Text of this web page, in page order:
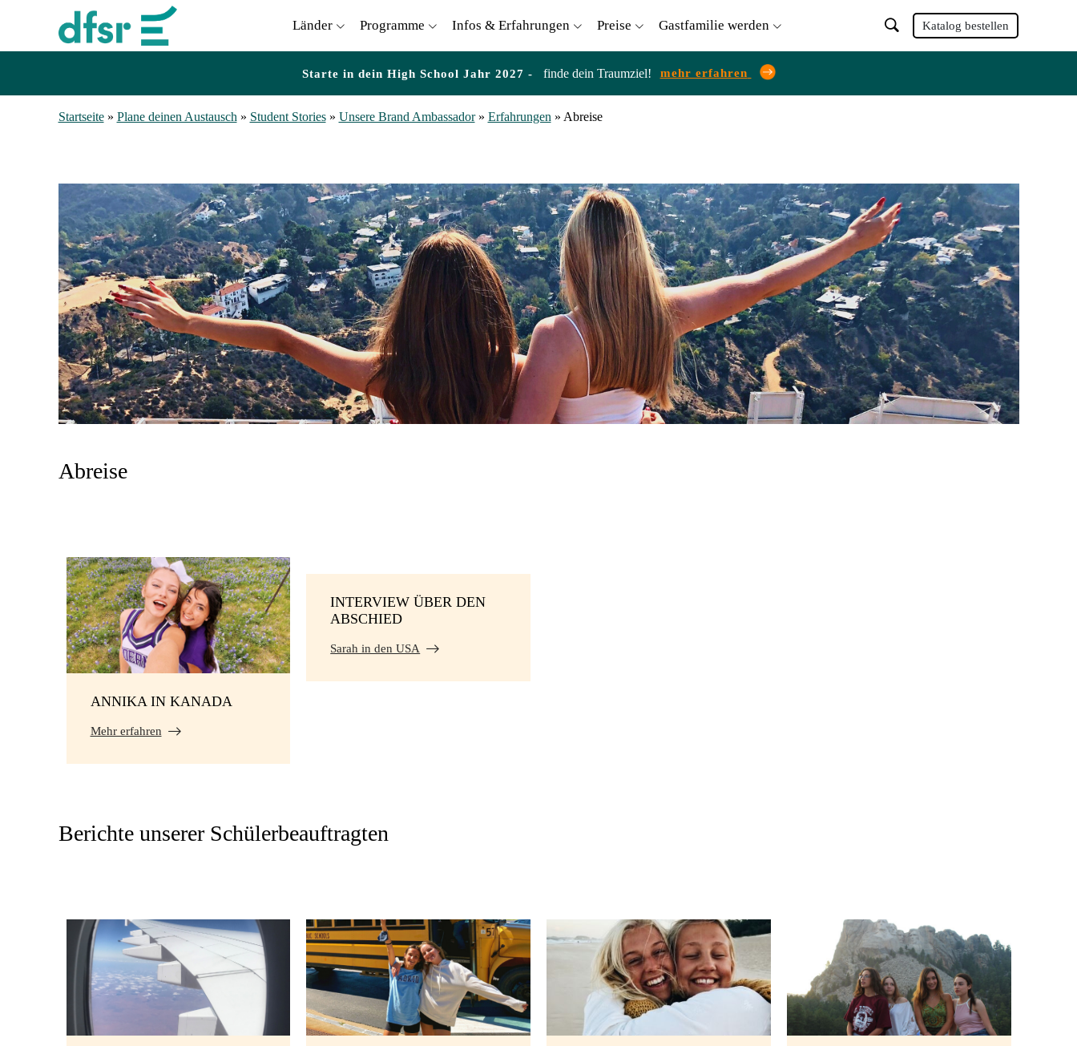
Länder Programme Infos & Erfahrungen Preise Gastfamilie werden Katalog bestellen
Starte in dein High School Jahr 2027 - finde dein Traumziel! mehr erfahren
Startseite» Plane deinen Austausch » Student Stories» Unsere Brand Ambassador» Erfahrungen » Abreise
Abreise
ANNIKA IN KANADA
Mehr erfahren
INTERVIEW ÜBER DEN
ABSCHIED
Sarah in den USA
Berichte unserer Schülerbeauftragten